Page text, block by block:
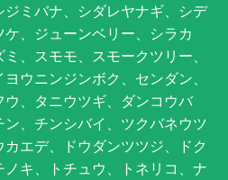
ミバナ、シダレヤナギ、シデ
、ジューンベリー、シラカ
、スモモ、スモークツリー、
ウニンジンボク、センダン、
、タニウツギ、ダンコウバ
、チンシバイ、ツクバネウツ
エデ、ドウダンツツジ、ドク
キ、トチュウ、トネリコ、ナ